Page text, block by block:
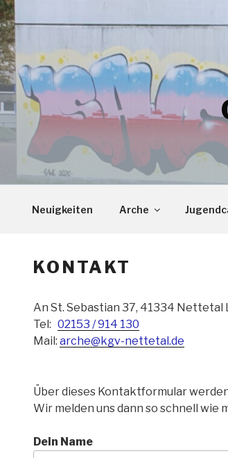
Zum
Inhalt
springen
Neuigkeiten Arche
KONTAKT
An St. Sebastian 37, 41334 Nettetal
Tel: 02153 / 914 130
Mail: arche@kgv-nettetal.de
Über dieses Kontaktformular
Wir melden uns dann so schnell wie
Dein Name